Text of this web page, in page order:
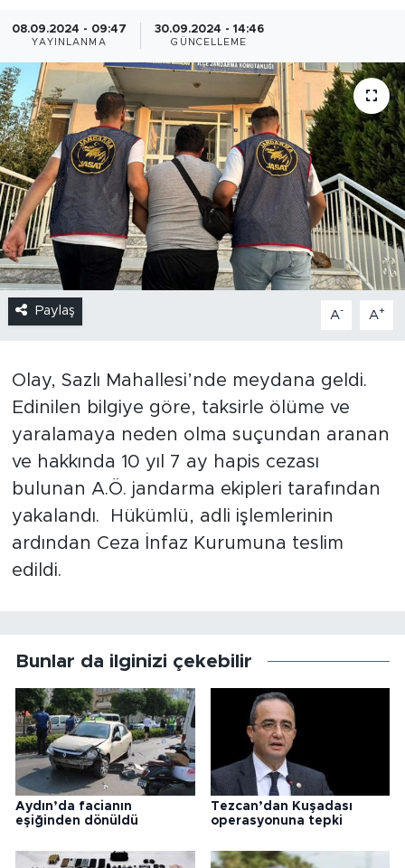
08.09.2024 - 09:47
YAYINLANMA
30.09.2024 - 14:46
GÜNCELLEME
Paylaş A- A+
Olay, Sazlı Mahallesi’nde meydana geldi.
Edinilen bilgiye göre, taksirle ölüme ve
yaralamaya neden olma suçundan aranan
ve hakkında 10 yıl 7 ay hapis cezası
bulunan A.Ö. jandarma ekipleri tarafından
yakalandı. Hükümlü, adli işlemlerinin
ardından Ceza İnfaz Kurumuna teslim
edildi.
Bunlar da ilginizi çekebilir
Aydın’da facianın
eşiğinden dönüldü
Tezcan’dan Kuşadası
operasyonuna tepki